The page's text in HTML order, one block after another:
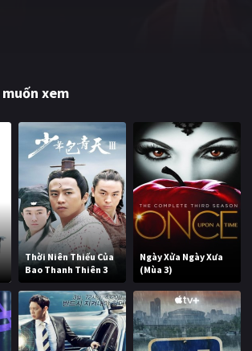
xem
Thời Niên Thiếu Của
Bao Thanh Thiên 3
Ngày Xửa Ngày Xưa
(Mùa 3)